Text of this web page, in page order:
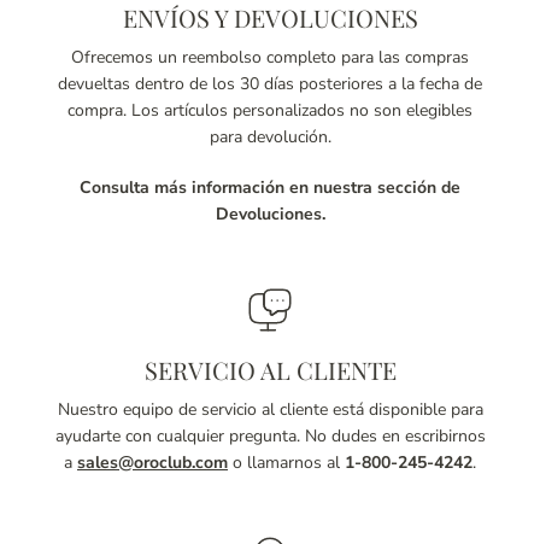
ENVÍOS Y DEVOLUCIONES
Ofrecemos un reembolso completo para las compras
devueltas dentro de los 30 días posteriores a la fecha de
compra. Los artículos personalizados no son elegibles
para devolución.
Consulta más información en nuestra sección de
Devoluciones.
SERVICIO AL CLIENTE
Nuestro equipo de servicio al cliente está disponible para
ayudarte con cualquier pregunta. No dudes en escribirnos
a sales@oroclub.com o llamarnos al 1-800-245-4242.